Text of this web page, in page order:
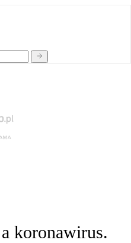
koronawirus.